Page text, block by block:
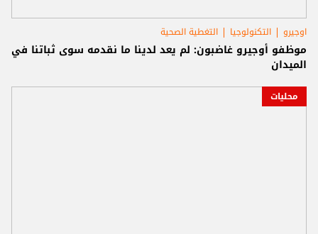
اوجيرو التكنولوجيا التغطية الصحية
موظفو أوجيرو غاضبون: لم يعد لدينا ما نقدمه سوى ثباتنا في
الميدان
محليات